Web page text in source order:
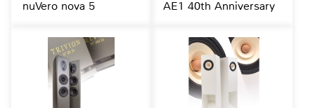
nuVero nova 5
AE1 40th Anniversary